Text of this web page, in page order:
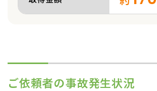
ご依頼者の事故発生状況